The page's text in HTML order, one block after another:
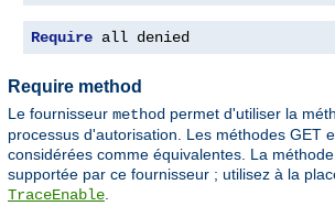
Require all denied
Require method
Le fournisseur method permet d'utiliser la
processus d'autorisation. Les méthodes GET
considérées comme équivalentes. La
supportée par ce fournisseur ; utilisez à la
TraceEnable.